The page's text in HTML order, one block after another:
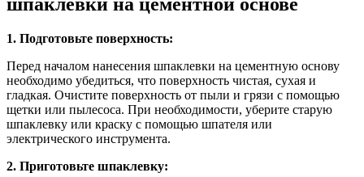
1. Подготовьте поверхность:
Перед началом нанесения шпаклевки на цементную основу
необходимо убедиться, что поверхность чистая, сухая и
гладкая. Очистите поверхность от пыли и грязи с помощью
щетки или пылесоса. При необходимости, уберите старую
шпаклевку или краску с помощью шпателя или
электрического инструмента.
2. Приготовьте шпаклевку: